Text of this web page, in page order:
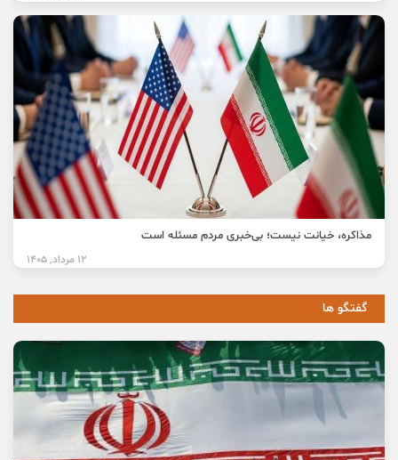
مذاکره، خیانت نیست؛ بی‌خبری مردم مسئله است
12 مرداد, 1405
گفتگو ها